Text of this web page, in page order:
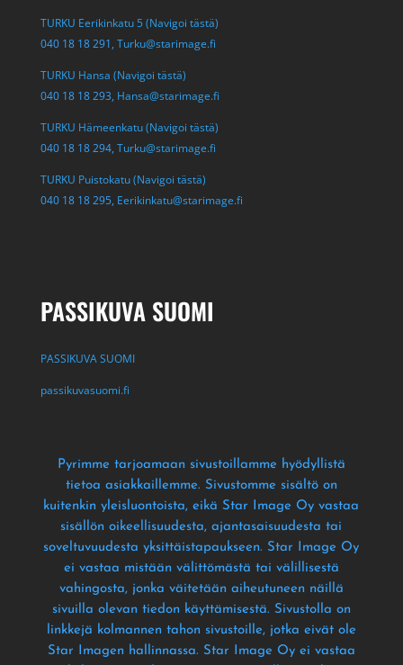
TURKU Eerikinkatu 5 (Navigoi tästä)
040 18 18 291, Turku@starimage.fi
TURKU Hansa (Navigoi tästä)
040 18 18 293, Hansa@starimage.fi
TURKU Hämeenkatu (Navigoi tästä)
040 18 18 294, Turku@starimage.fi
TURKU Puistokatu (Navigoi tästä)
040 18 18 295, Eerikinkatu@starimage.fi
PASSIKUVA SUOMI
PASSIKUVA SUOMI
passikuvasuomi.fi
Pyrimme tarjoamaan sivustoillamme hyödyllistä
tietoa asiakkaillemme. Sivustomme sisältö on
kuitenkin yleisluontoista, eikä Star Image Oy vastaa
sisällön oikeellisuudesta, ajantasaisuudesta tai
soveltuvuudesta yksittäistapaukseen. Star Image Oy
ei vastaa mistään välittömästä tai välillisestä
vahingosta, jonka väitetään aiheutuneen näillä
sivuilla olevan tiedon käyttämisestä. Sivustolla on
linkkejä kolmannen tahon sivustoille, jotka eivät ole
Star Imagen hallinnassa. Star Image Oy ei vastaa